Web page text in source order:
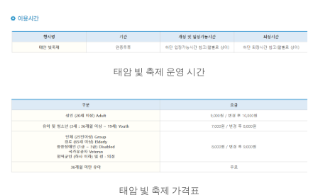
태암 빛 축제 운영 시간
태암 빛 축제 가격표